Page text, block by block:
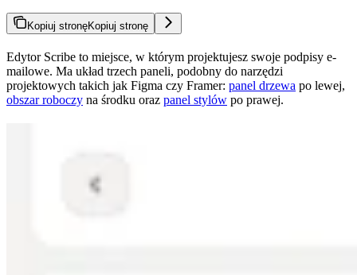
Kopiuj stronęKopiuj stronę
Edytor Scribe to miejsce, w którym projektujesz swoje podpisy e-
mailowe. Ma układ trzech paneli, podobny do narzędzi
projektowych takich jak Figma czy Framer: panel drzewa po lewej,
obszar roboczy na środku oraz panel stylów po prawej.